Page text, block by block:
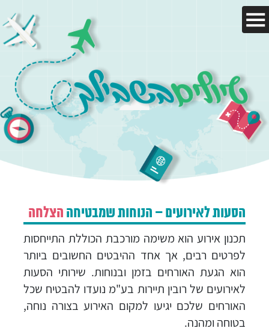
עמוד הבית
היעדים שלנו
מאמרים
טיול בהתאמה אישית
צור קשר
הסעות לאירועים – הנוחות שמבטיחה הצלחה
תכנון אירוע הוא משימה מורכבת הכוללת התייחסות
לפרטים רבים, אך אחד ההיבטים החשובים ביותר
הוא הגעת האורחים בזמן ובנוחות. שירותי הסעות
לאירועים של רובין תיירות בע"מ נועדו להבטיח שכל
האורחים שלכם יגיעו למקום האירוע בצורה נוחה,
בטוחה ומהנה.